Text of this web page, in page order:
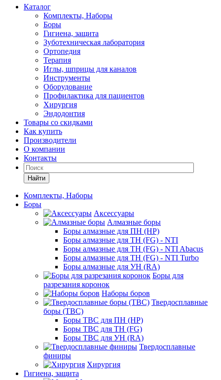
Каталог
Комплекты, Наборы
Боры
Гигиена, защита
Зуботехническая лаборатория
Ортопедия
Терапия
Иглы, шприцы для каналов
Инструменты
Оборудование
Профилактика для пациентов
Хирургия
Эндодонтия
Товары со скидками
Как купить
Производители
О компании
Контакты
Найти
Комплекты, Наборы
Боры
Аксессуары
Алмазные боры
Боры алмазные для ПН (HP)
Боры алмазные для ТН (FG) - NTI
Боры алмазные для ТН (FG) - NTI Abacus
Боры алмазные для ТН (FG) - NTI Turbo
Боры алмазные для УН (RA)
Боры для
разрезания коронок
Наборы боров
Твердосплавные
боры (ТВС)
Боры ТВС для ПН (HP)
Боры ТВС для ТН (FG)
Боры ТВС для УН (RA)
Твердосплавные
финиры
Хирургия
Гигиена, защита